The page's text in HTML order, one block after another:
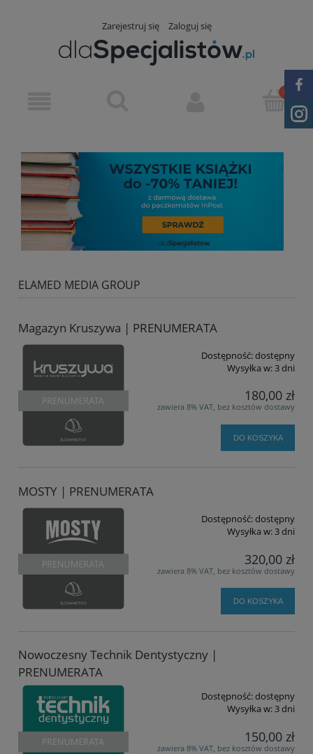
Zarejestruj się Zaloguj się
ELAMED MEDIA GROUP
Magazyn Kruszywa | PRENUMERATA
Dostępność:dostępny
Wysyłka w: 3 dni
180,00 zł
zawiera 8% VAT, bez kosztów dostawy
DO KOSZYKA
MOSTY | PRENUMERATA
Dostępność:dostępny
Wysyłka w:3 dni
320,00 zł
zawiera 8% VAT, bez kosztów dostawy
DO KOSZYKA
Nowoczesny Technik Dentystyczny |
PRENUMERATA
Dostępność:dostępny
Wysyłka w:3 dni
150,00 zł
zawiera 8% VAT, bez kosztów dostawy